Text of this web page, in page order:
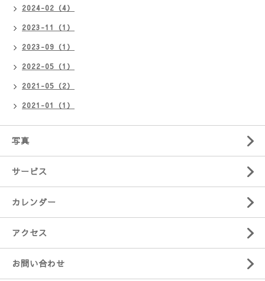
2024-02（4）
2023-11（1）
2023-09（1）
2022-05（1）
2021-05（2）
2021-01（1）
写真
サービス
カレンダー
アクセス
お問い合わせ